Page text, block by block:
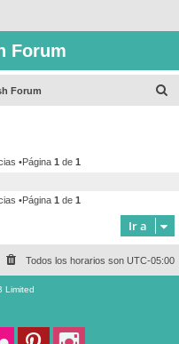
Forum
Forum
•Página 1 de 1
•Página 1 de 1
Ir a
Todos los horarios son UTC-05:00
Limited